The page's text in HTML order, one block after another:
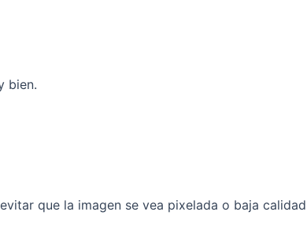
bien.
que la imagen se vea pixelada o baja